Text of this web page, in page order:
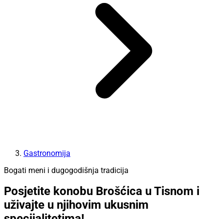
Gastronomija
Bogati meni i dugogodišnja tradicija
Posjetite konobu Brošćica u Tisnom i
uživajte u njihovim ukusnim